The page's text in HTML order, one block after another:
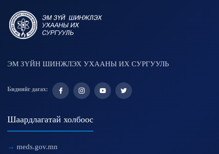
ЭМ ЗҮЙН ШИНЖЛЭХ УХААНЫ ИХ СУРГУУЛЬ
Биднийг дагах:
Шаардлагатай холбоос
meds.gov.mn